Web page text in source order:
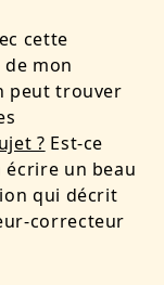
cette
mon
peut trouver
? Est-ce
un beau
qui décrit
correcteur